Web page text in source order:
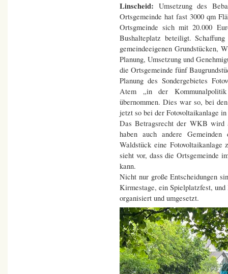
Linscheid: Umsetzung des
Ortsgemeinde hat fast 3000 qm
Ortsgmeinde sich mit 20.000
Bushalteplatz beteiligt.
gemeindeeigenen Grundstücken,
Planung, Umsetzung und
die Ortsgemeinde fünf
Planung des Sondergebietes
Atem „in der
übernommen. Dies war so, bei
jetzt so bei der Fotovoltaikanlage
Das Betragsrecht der WKB wird
haben auch andere
Waldstück eine
sieht vor, dass die Ortsgemeinde
kann.
Nicht nur große Entscheidungen
Kirmestage, ein Spielplatzfest,
organisiert und umgesetzt.